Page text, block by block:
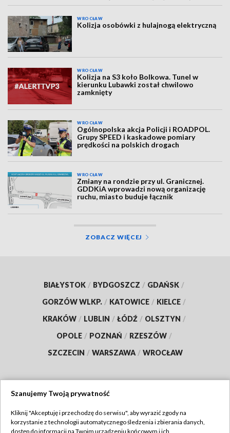
WROCŁAW
Kolizja osobówki z hulajnogą elektryczną
WROCŁAW
Kolizja na S3 koło Bolkowa. Tunel w
kierunku Lubawki został chwilowo
zamknięty
WROCŁAW
Ogólnopolska akcja Policji i ROADPOL.
Grupy SPEED i kaskadowe pomiary
prędkości na polskich drogach
WROCŁAW
Zmiany na rondzie przy ul. Granicznej.
GDDKiA wprowadzi nową organizację
ruchu, miasto buduje łącznik
ZOBACZ WIĘCEJ
BIAŁYSTOK / BYDGOSZCZ / GDAŃSK /
GORZÓW WLKP. / KATOWICE / KIELCE /
KRAKÓW / LUBLIN / ŁÓDŹ / OLSZTYN /
OPOLE / POZNAŃ / RZESZÓW /
SZCZECIN / WARSZAWA / WROCŁAW
TVP
Szanujemy Twoją prywatność
Kliknij "Akceptuję i przechodzę do serwisu", aby wyrazić zgody na
korzystanie z technologii automatycznego śledzenia i zbierania danych,
dostęp do informacji na Twoim urządzeniu końcowym i ich